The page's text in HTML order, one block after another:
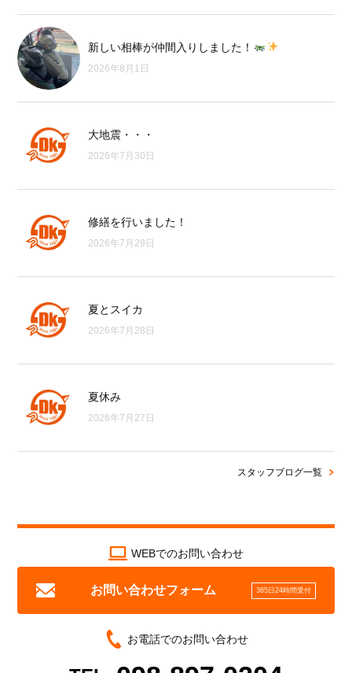
新しい相棒が仲間入りしました！
2026年8月1日
大地震・・・
2026年7月30日
修繕を行いました！
2026年7月29日
夏とスイカ
2026年7月28日
夏休み
2026年7月27日
スタッフブログ一覧
WEBでのお問い合わせ
お問い合わせフォーム 365日24時間受付
お電話でのお問い合わせ